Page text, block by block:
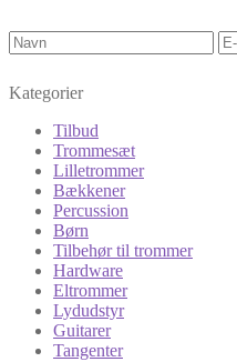
Kategorier
Tilbud
Trommesæt
Lilletrommer
Bækkener
Percussion
Børn
Tilbehør til trommer
Hardware
Eltrommer
Lydudstyr
Guitarer
Tangenter